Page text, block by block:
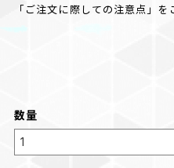
「ご注文に際しての注意点」を
数量